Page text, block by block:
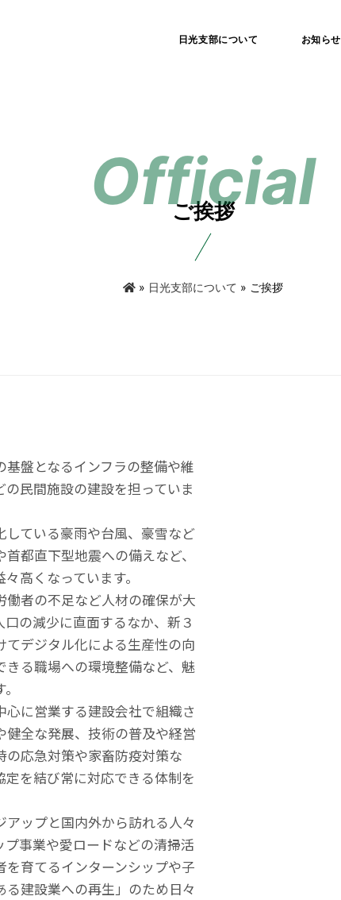
日光支部について お知らせ
ご挨拶
» 日光支部について » ご挨拶
盤となるインフラの整備や維
民間施設の建設を担っていま
ている豪雨や台風、豪雪など
都直下型地震への備えなど、
高くなっています。
者の不足など人材の確保が大
の減少に直面するなか、新３
デジタル化による生産性の向
る職場への環境整備など、魅
に営業する建設会社で組織さ
全な発展、技術の普及や経営
応急対策や家畜防疫対策な
を結び常に対応できる体制を
ップと国内外から訪れる人々
事業や愛ロードなどの清掃活
育てるインターンシップや子
建設業への再生」のため日々